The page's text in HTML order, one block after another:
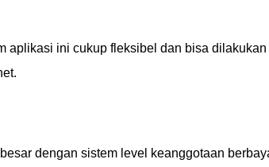
aplikasi ini cukup fleksibel dan bisa dilakukan
dengan sistem level keanggotaan